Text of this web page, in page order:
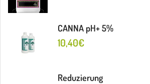
CANNA pH+ 5%
10,40€
Reduzierung